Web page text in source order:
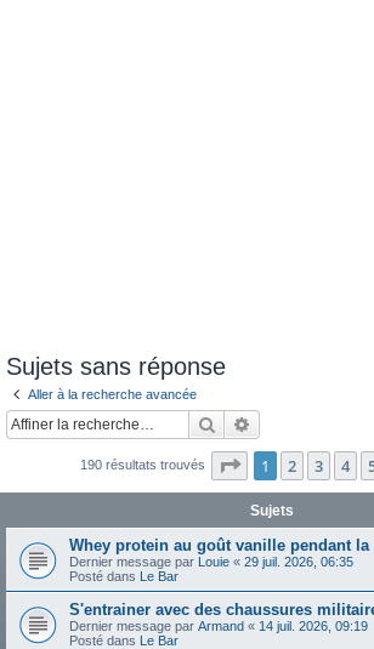
Sujets sans réponse
Aller à la recherche avancée
Rechercher
190 résultats trouvés Page 1sur10
1 2 3 4
Sujets
Whey protein au goût vanille pendant la
Dernier message par Louie « 29 juil. 2026, 06:35
Posté dans Le Bar
S'entrainer avec des chaussures
Dernier message par Armand « 14 juil. 2026, 09:19
Posté dans Le Bar